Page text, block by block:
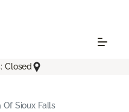
Closed
Of Sioux Falls